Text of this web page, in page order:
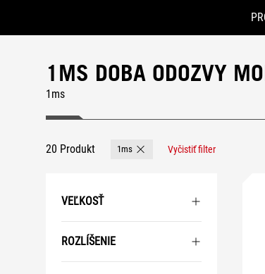
Accessibility links
1MS DOBA ODOZVY
1ms
20 Produkt 1ms Remove 1msVyčistiť filter
VEĽKOSŤ
ROZLÍŠENIE